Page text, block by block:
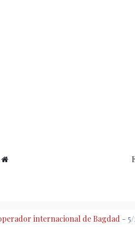
internacional de Bagdad -